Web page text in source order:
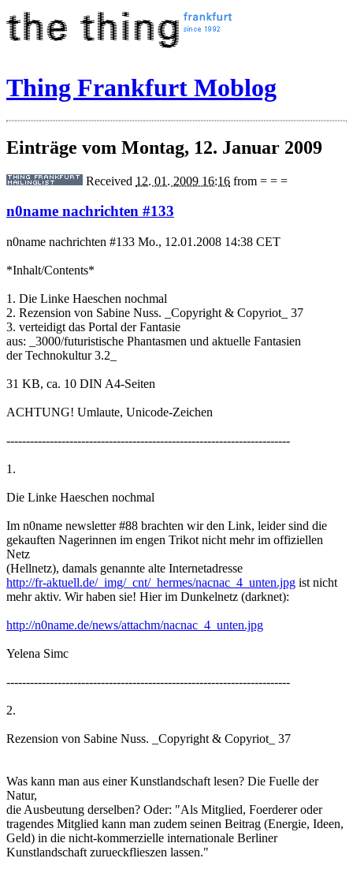
Thing Frankfurt Moblog
Einträge vom Montag, 12. Januar 2009
Received 12. 01. 2009 16:16 from = = =
n0name nachrichten #133
n0name nachrichten #133 Mo., 12.01.2008 14:38 CET
*Inhalt/Contents*
1. Die Linke Haeschen nochmal
2. Rezension von Sabine Nuss. _Copyright & Copyriot_ 37
3. verteidigt das Portal der Fantasie
aus: _3000/futuristische Phantasmen und aktuelle Fantasien
der Technokultur 3.2_
31 KB, ca. 10 DIN A4-Seiten
ACHTUNG! Umlaute, Unicode-Zeichen
------------------------------------------------------------------------
1.
Die Linke Haeschen nochmal
Im n0name newsletter #88 brachten wir den Link, leider sind die
gekauften Nagerinnen im engen Trikot nicht mehr im offiziellen
Netz
(Hellnetz), damals genannte alte Internetadresse
http://fr-aktuell.de/_img/_cnt/_hermes/nacnac_4_unten.jpg ist nicht
mehr aktiv. Wir haben sie! Hier im Dunkelnetz (darknet):
http://n0name.de/news/attachm/nacnac_4_unten.jpg
Yelena Simc
------------------------------------------------------------------------
2.
Rezension von Sabine Nuss. _Copyright & Copyriot_ 37
Was kann man aus einer Kunstlandschaft lesen? Die Fuelle der
Natur,
die Ausbeutung derselben? Oder: "Als Mitglied, Foerderer oder
tragendes Mitglied kann man zudem seinen Beitrag (Energie, Ideen,
Geld) in die nicht-kommerzielle internationale Berliner
Kunstlandschaft zurueckflieszen lassen."